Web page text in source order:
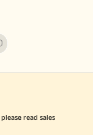
read sales